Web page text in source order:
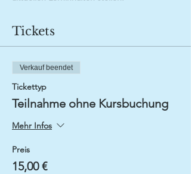
Tickets
Verkauf beendet
Tickettyp
Teilnahme ohne Kursbuchung
Mehr Infos
Preis
15,00 €